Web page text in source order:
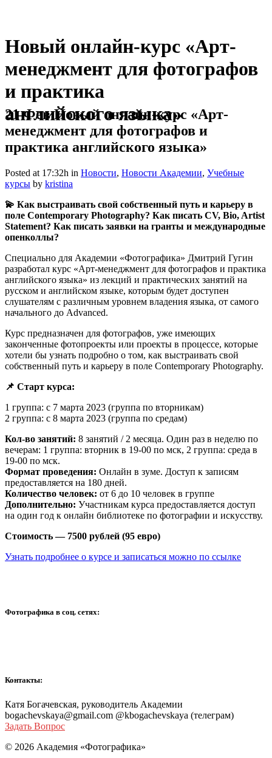
Новый онлайн-курс «Арт-
менеджмент для фотографов
и практика
английского языка»
21 ФевНовый онлайн-курс «Арт-
менеджмент для фотографов и
практика английского языка»
Posted at 17:32h in Новости, Новости Академии, Учебные
курсы by kristina
💫 Как выстраивать свой собственный путь и карьеру в
поле Contemporary Photography? Как писать CV, Bio, Artist
Statement? Как писать заявки на гранты и международные
опенколлы?
Специально для Академии «Фотографика» Дмитрий Гугин
разработал курс «Арт-менеджмент для фотографов и практика
английского языка» из лекций и практических занятий на
русском и английском языке, которым будет доступен
слушателям с различным уровнем владения языка, от самого
начального до Advanced.
Курс предназначен для фотографов, уже имеющих
законченные фотопроекты или проекты в процессе, которые
хотели бы узнать подробно о том, как выстраивать свой
собственный путь и карьеру в поле Contemporary Photography.
📌 Старт курса:
1 группа: с 7 марта 2023 (группа по вторникам)
2 группа: с 8 марта 2023 (группа по средам)
Кол-во занятий: 8 занятий / 2 месяца. Один раз в неделю по
вечерам: 1 группа: вторник в 19-00 по мск, 2 группа: среда в
19-00 по мск.
Формат проведения: Онлайн в зуме. Доступ к записям
предоставляется на 180 дней.
Количество человек: от 6 до 10 человек в группе
Дополнительно: Участникам курса предоставляется доступ
на один год к онлайн библиотеке по фотографии и искусству.
Стоимость — 7500 рублей (95 евро)
Узнать подробнее о курсе и записаться можно по ссылке
Фотографика в соц. сетях:
Контакты:
Катя Богачевская, руководитель Академии
bogachevskaya@gmail.com @kbogachevskaya (телеграм)
Задать Вопрос
© 2026 Академия «Фотографика»